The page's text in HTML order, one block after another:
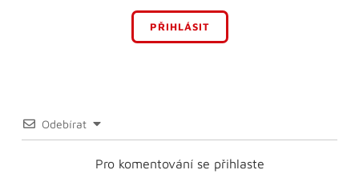
PŘIHLÁSIT
Odebírat
Pro komentování se přihlaste